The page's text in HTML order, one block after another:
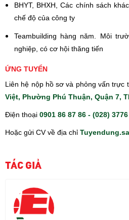
BHYT, BHXH, Các chính sách
chế độ của công ty
Teambuilding hàng năm. Môi
nghiệp, có cơ hội thăng tiến
ỨNG TUYỂN
Liên hệ nộp hồ sơ và phỏng vấn trực
Việt, Phường Phú Thuận, Quận 7,
Điện thoại 0901 86 87 86 - (028)
Hoặc gửi CV về địa chỉ
TÁC GIẢ